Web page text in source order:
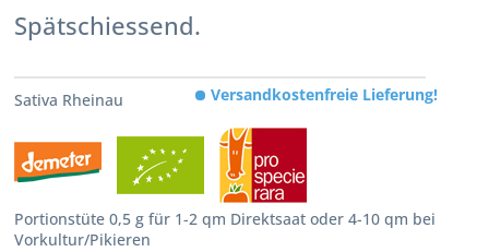
Spätschiessend.
Sativa Rheinau
Portionstüte 0,5 g für 1-2 qm Direktsaat oder 4-10 qm bei
Vorkultur/Pikieren
Versandkostenfreie Lieferung!